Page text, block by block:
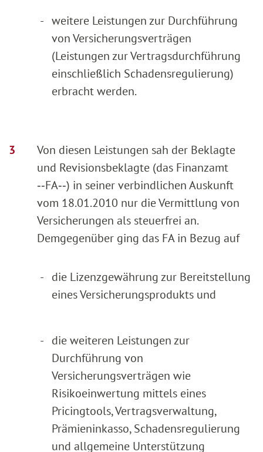
- weitere Leistungen zur Durchführung
von Versicherungsverträgen
(Leistungen zur Vertragsdurchführung
einschließlich Schadensregulierung)
erbracht werden.
Von diesen Leistungen sah der Beklagte
und Revisionsbeklagte (das Finanzamt
‑‑FA‑‑) in seiner verbindlichen Auskunft
vom 18.01.2010 nur die Vermittlung von
Versicherungen als steuerfrei an.
Demgegenüber ging das FA in Bezug auf
- die Lizenzgewährung zur Bereitstellung
eines Versicherungsprodukts und
- die weiteren Leistungen zur
Durchführung von
Versicherungsverträgen wie
Risikoeinwertung mittels eines
Pricingtools, Vertragsverwaltung,
Prämieninkasso, Schadensregulierung
und allgemeine Unterstützung